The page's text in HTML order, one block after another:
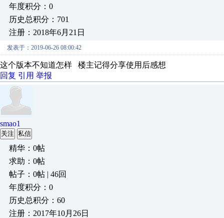
年度积分：0
历史总积分：701
注册：2018年6月21日
发表于：2019-06-26 08:00:42
这个版本不知道怎样 楼主记得分享使用后感想
回复 引用 举报
smao1
关注 私信
精华：0帖
求助：0帖
帖子：0帖 | 46回
年度积分：0
历史总积分：60
注册：2017年10月26日